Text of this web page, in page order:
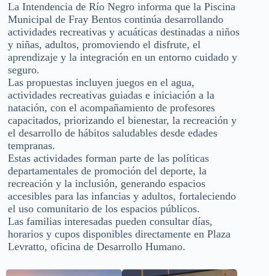
La Intendencia de Río Negro informa que la Piscina
Municipal de Fray Bentos continúa desarrollando
actividades recreativas y acuáticas destinadas a niños
y niñas, adultos, promoviendo el disfrute, el
aprendizaje y la integración en un entorno cuidado y
seguro.
Las propuestas incluyen juegos en el agua,
actividades recreativas guiadas e iniciación a la
natación, con el acompañamiento de profesores
capacitados, priorizando el bienestar, la recreación y
el desarrollo de hábitos saludables desde edades
tempranas.
Estas actividades forman parte de las políticas
departamentales de promoción del deporte, la
recreación y la inclusión, generando espacios
accesibles para las infancias y adultos, fortaleciendo
el uso comunitario de los espacios públicos.
Las familias interesadas pueden consultar días,
horarios y cupos disponibles directamente en Plaza
Levratto, oficina de Desarrollo Humano.